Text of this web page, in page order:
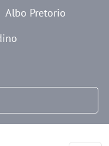
Albo Pretorio